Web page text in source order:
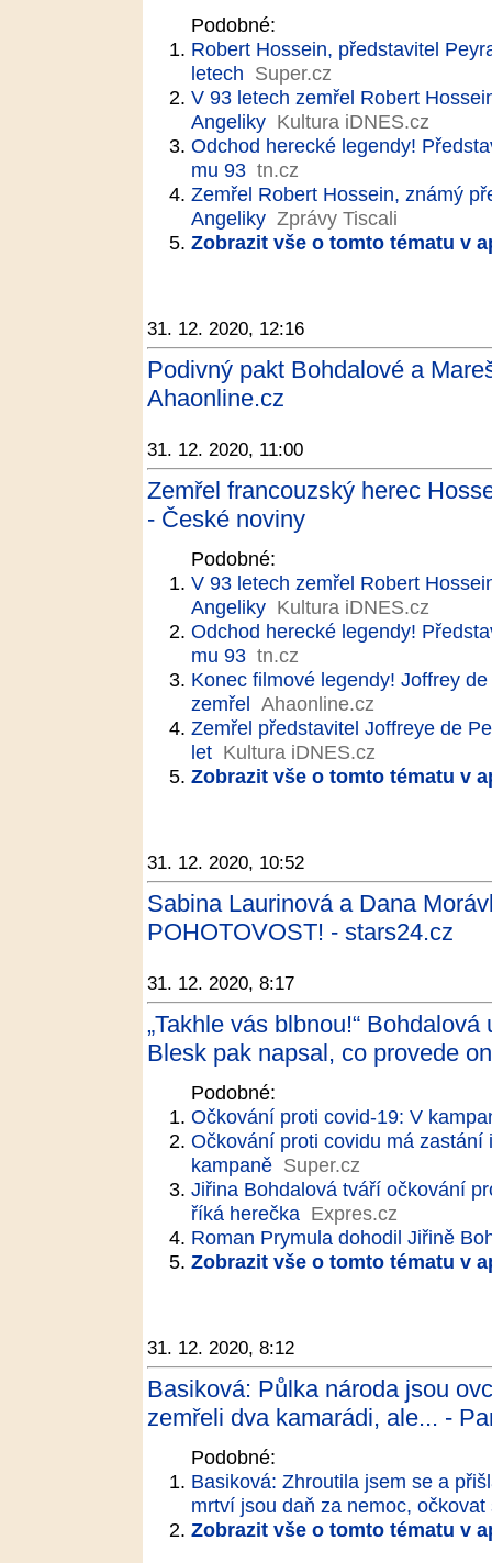
Podobné:
Robert Hossein, představitel
letech Super.cz
V 93 letech zemřel Robert
Angeliky Kultura iDNES.cz
Odchod herecké legendy!
mu 93 tn.cz
Zemřel Robert Hossein, známý
Angeliky Zprávy Tiscali
Zobrazit vše o tomto tématu v
31. 12. 2020, 12:16
Podivný pakt Bohdalové a
Ahaonline.cz
31. 12. 2020, 11:00
Zemřel francouzský herec
- České noviny
Podobné:
V 93 letech zemřel Robert
Angeliky Kultura iDNES.cz
Odchod herecké legendy!
mu 93 tn.cz
Konec filmové legendy! Joffrey
zemřel Ahaonline.cz
Zemřel představitel Joffreye de
let Kultura iDNES.cz
Zobrazit vše o tomto tématu v
31. 12. 2020, 10:52
Sabina Laurinová a Dana
POHOTOVOST! - stars24.cz
31. 12. 2020, 8:17
„Takhle vás blbnou!“
Blesk pak napsal, co provede
Podobné:
Očkování proti covid-19: V
Očkování proti covidu má
kampaně Super.cz
Jiřina Bohdalová tváří očkování
říká herečka Expres.cz
Roman Prymula dohodil Jiřině
Zobrazit vše o tomto tématu v
31. 12. 2020, 8:12
Basiková: Půlka národa jsou
zemřeli dva kamarádi, ale... -
Podobné:
Basiková: Zhroutila jsem se a
mrtví jsou daň za nemoc, očkovat
Zobrazit vše o tomto tématu v